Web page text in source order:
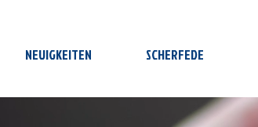
NEUIGKEITEN SCHERFEDE